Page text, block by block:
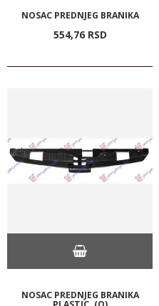
NOSAC PREDNJEG BRANIKA
554,76 RSD
NOSAC PREDNJEG BRANIKA